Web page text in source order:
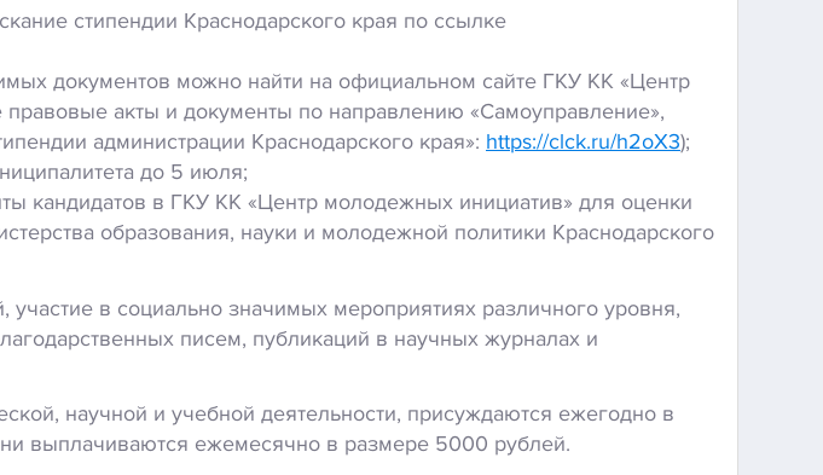
стипендии Краснодарского края по ссылке
документов можно найти на официальном сайте ГКУ КК «Центр
акты и документы по направлению «Самоуправление»,
администрации Краснодарского края»: https://clck.ru/h2oX3);
до 5 июля;
кандидатов в ГКУ КК «Центр молодежных инициатив» для оценки
образования, науки и молодежной политики Краснодарского
участие в социально значимых мероприятиях различного уровня,
писем, публикаций в научных журналах и
научной и учебной деятельности, присуждаются ежегодно в
выплачиваются ежемесячно в размере 5000 рублей.